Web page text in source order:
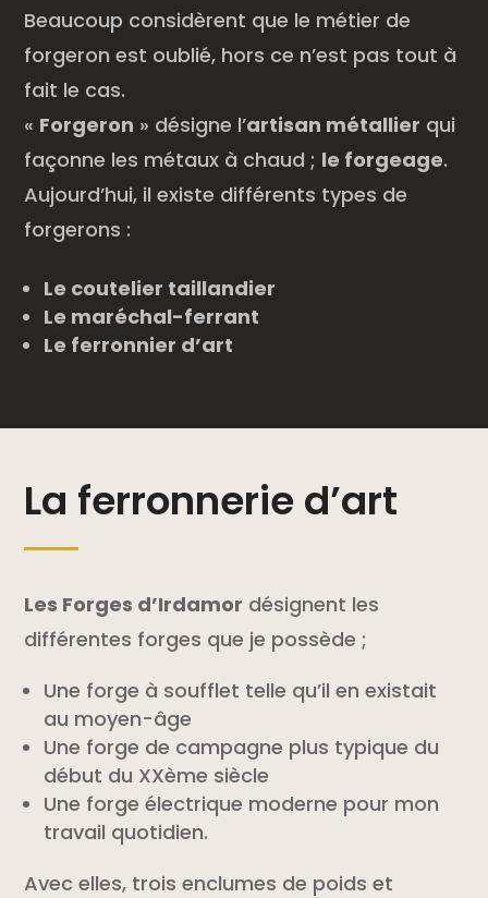
Beaucoup considèrent que le métier de
forgeron est oublié, hors ce n’est pas tout à
fait le cas.
« Forgeron » désigne l’artisan métallier qui
façonne les métaux à chaud ; le forgeage.
Aujourd’hui, il existe différents types de
forgerons :
Le coutelier taillandier
Le maréchal-ferrant
Le ferronnier d’art
La ferronnerie d’art
Les Forges d’Irdamor désignent les
différentes forges que je possède ;
Une forge à soufflet telle qu’il en existait
au moyen-âge
Une forge de campagne plus typique du
début du XXème siècle
Une forge électrique moderne pour mon
travail quotidien.
Avec elles, trois enclumes de poids et